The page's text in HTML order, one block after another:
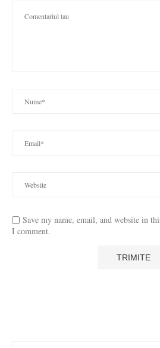
Save my name, email, and website in
I comment.